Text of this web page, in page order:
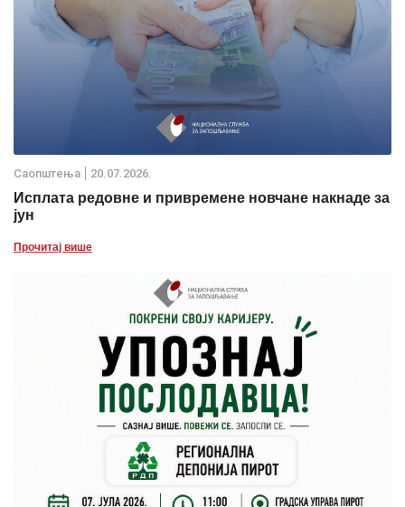
Саопштења 20.07.2026.
Исплата редовне и привремене новчане накнаде за
јун
Прочитај више